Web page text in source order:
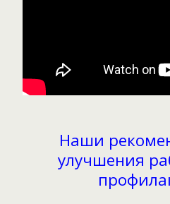
Наши
улучшения